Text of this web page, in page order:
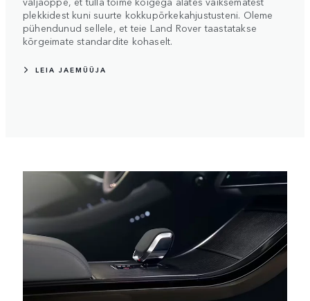
plekkidest kuni suurte kokkupõrkekahjustusteni. Oleme
pühendunud sellele, et teie Land Rover taastatakse
kõrgeimate standardite kohaselt.
LEIA JAEMÜÜJA